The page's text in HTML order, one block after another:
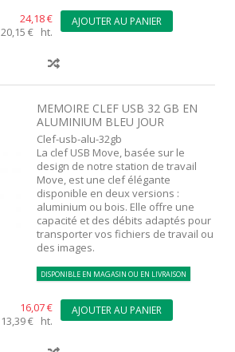
24,18 €
20,15 € ht.
AJOUTER AU PANIER
MEMOIRE CLEF USB 32 GB EN
ALUMINIUM BLEU JOUR
Clef-usb-alu-32gb
La clef USB Move, basée sur le
design de notre station de travail
Move, est une clef élégante
disponible en deux versions :
aluminium ou bois. Elle offre une
capacité et des débits adaptés pour
transporter vos fichiers de travail ou
des images.
DISPONIBLE EN MAGASIN OU EN LIVRAISON
16,07 €
13,39 € ht.
AJOUTER AU PANIER